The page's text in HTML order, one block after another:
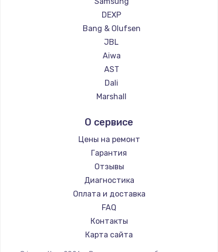
DEXP
Bang & Olufsen
JBL
Aiwa
AST
Dali
Marshall
О сервисе
Цены на ремонт
Гарантия
Отзывы
Диагностика
Оплата и доставка
FAQ
Контакты
Карта сайта